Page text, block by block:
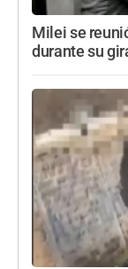
Milei se
durante su